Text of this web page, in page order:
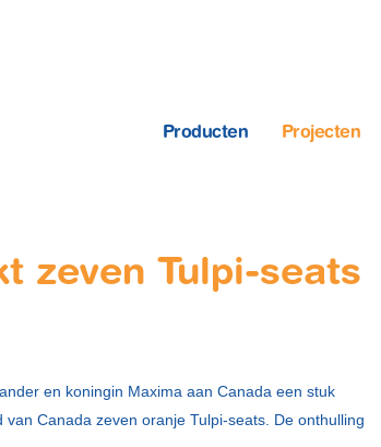
Producten Projecten
zeven Tulpi-seats
en koningin Maxima aan Canada een stuk
Canada zeven oranje Tulpi-seats. De onthulling